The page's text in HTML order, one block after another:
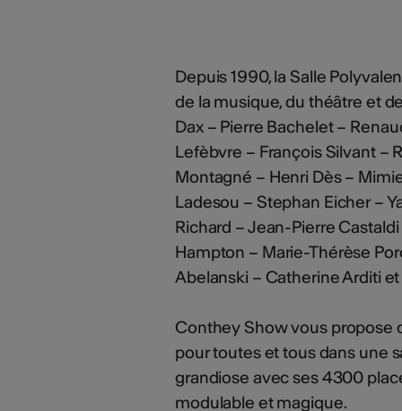
Depuis 1990, la Salle
de la musique, du théâtre et
Dax – Pierre Bachelet –
Lefèbvre – François Silvant –
Montagné – Henri Dès –
Ladesou – Stephan Eicher –
Richard – Jean-Pierre
Hampton – Marie-Thérèse
Abelanski – Catherine Arditi et
Conthey Show vous propose
pour toutes et tous dans une
grandiose avec ses 4300
modulable et magique.